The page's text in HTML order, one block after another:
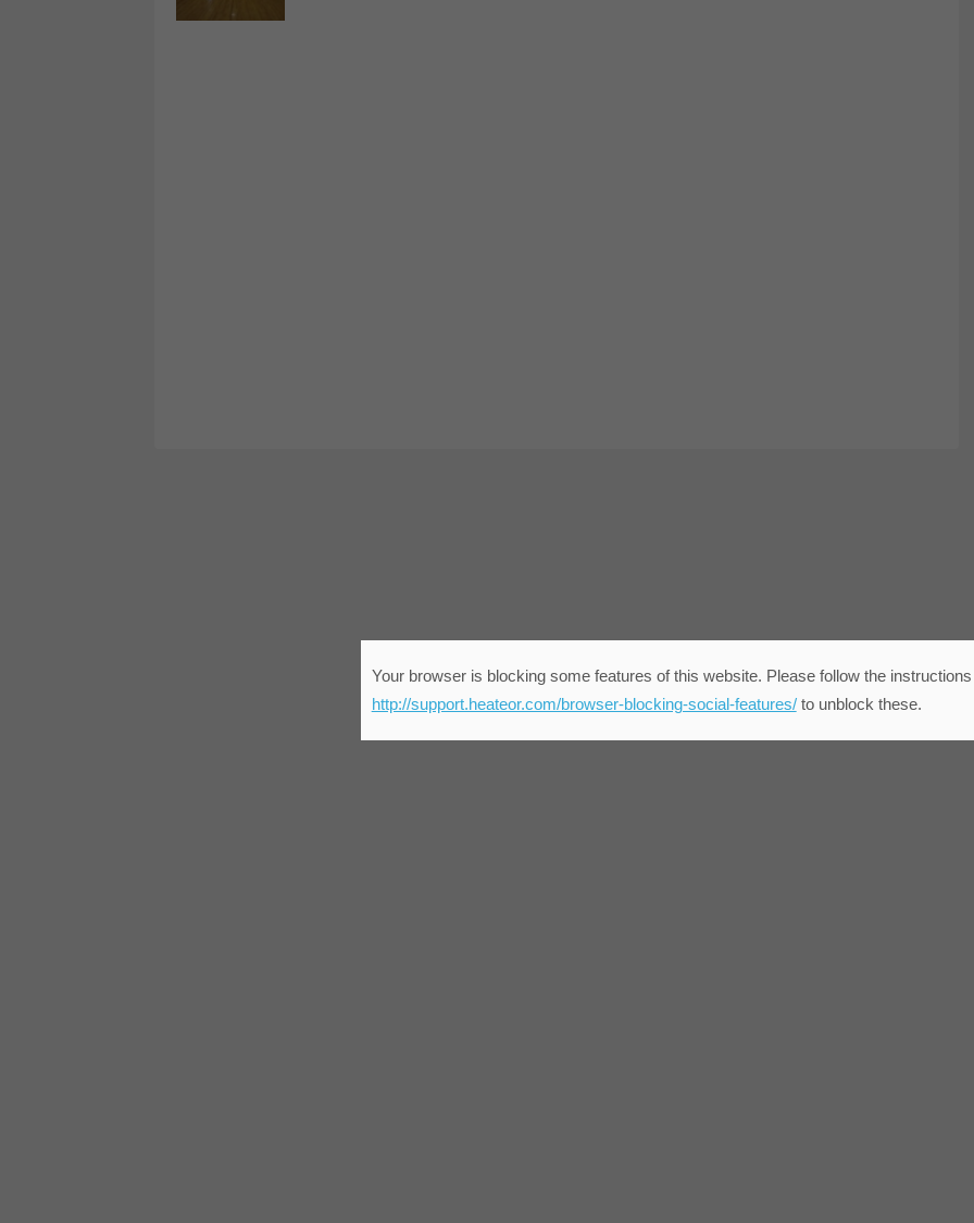
Your browser is blocking some features of this website. Please follow the
http://support.heateor.com/browser-blocking-social-features/to unblock these.